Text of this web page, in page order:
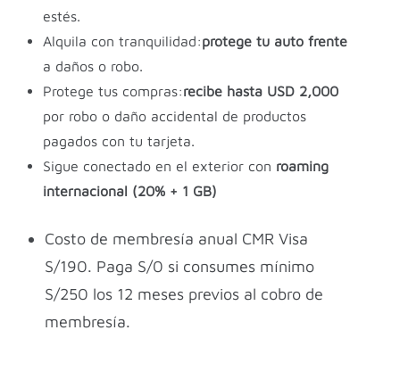
estés.
Alquila con tranquilidad:protege tu auto frente
a daños o robo.
Protege tus compras:recibe hasta USD 2,000
por robo o daño accidental de productos
pagados con tu tarjeta.
Sigue conectado en el exterior con roaming
internacional (20% + 1 GB)
Costo de membresía anual CMR Visa
S/190. Paga S/0 si consumes mínimo
S/250 los 12 meses previos al cobro de
membresía.